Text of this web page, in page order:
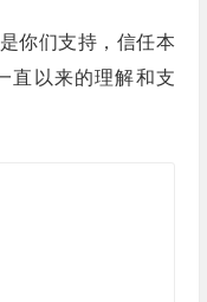
你们支持，信任本
直以来的理解和支